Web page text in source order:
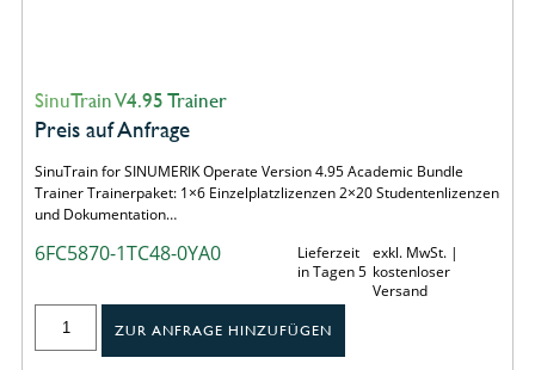
SinuTrain V4.95 Trainer
Preis auf Anfrage
SinuTrain for SINUMERIK Operate Version 4.95 Academic Bundle
Trainer Trainerpaket: 1×6 Einzelplatzlizenzen 2×20 Studentenlizenzen
und Dokumentation…
6FC5870-1TC48-0YA0
Lieferzeit
in Tagen 5
exkl. MwSt. |
kostenloser
Versand
ZUR ANFRAGE HINZUFÜGEN